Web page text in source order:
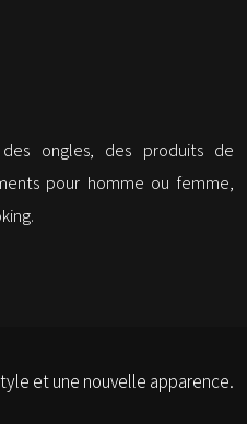
des ongles, des produits de
pour homme ou femme,
et une nouvelle apparence.